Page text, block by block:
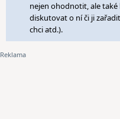
nejen ohodnotit, ale
diskutovat o ní či ji
chci atd.).